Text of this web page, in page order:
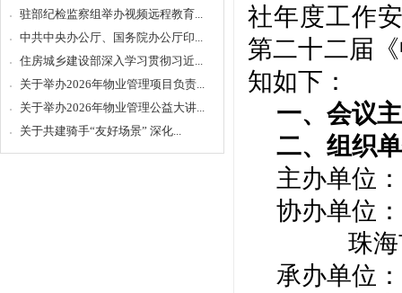
驻部纪检监察组举办视频远程教育...
中共中央办公厅、国务院办公厅印...
住房城乡建设部深入学习贯彻习近...
关于举办2026年物业管理项目负责...
关于举办2026年物业管理公益大讲...
关于共建骑手“友好场景” 深化...
社年度工作
第二十二届
知如下：
一、会议
二、组织
主办单位
协办单位：
珠
承办单位：